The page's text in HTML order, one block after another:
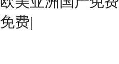
免费|